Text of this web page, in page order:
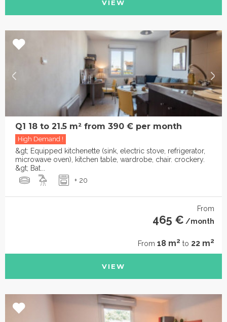
VIEW
Q1 18 to 21.5 m² from 390 € per month
High Demand !
&gt; Equipped kitchenette (sink, electric stove, refrigerator,
microwave oven), kitchen table, wardrobe, chair. crockery.
&gt; Bat...
+ 20
From
465 € /month
From 18 m2 to 22 m2
VIEW